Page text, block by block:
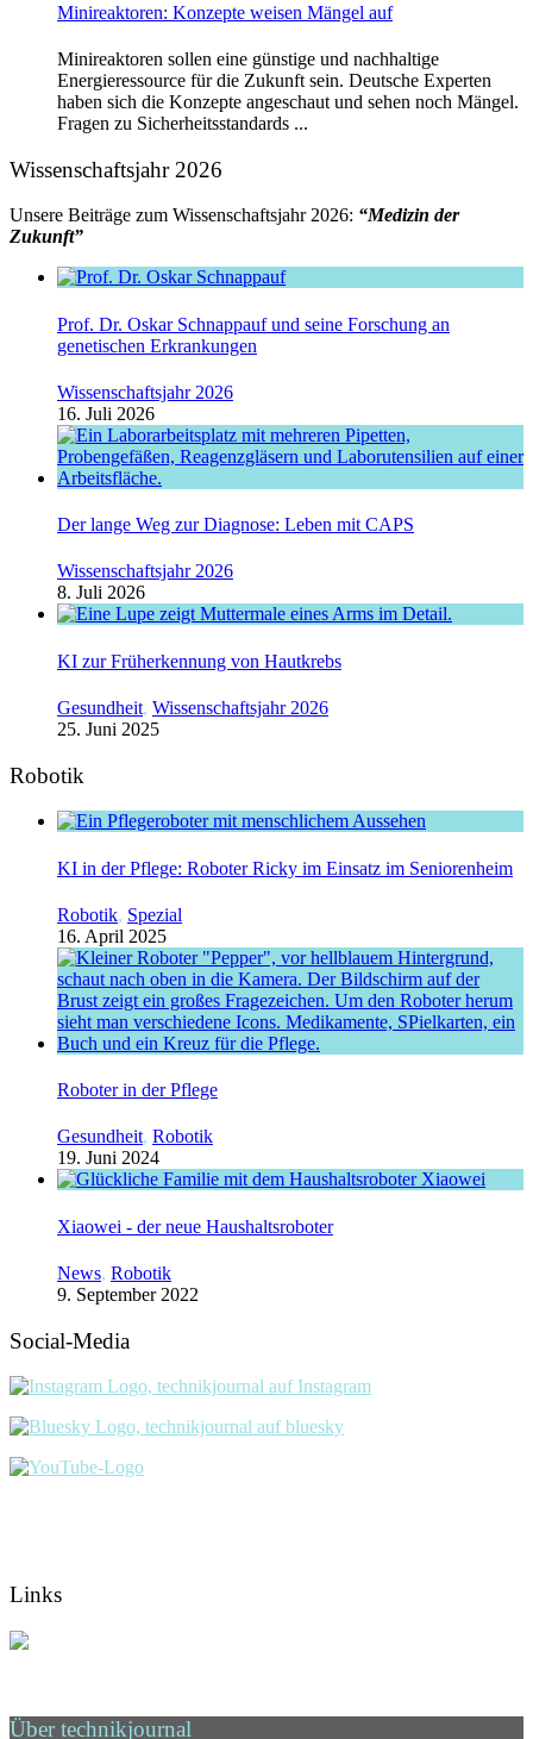
Minireaktoren: Konzepte weisen Mängel auf
Minireaktoren sollen eine günstige und nachhaltige
Energieressource für die Zukunft sein. Deutsche Experten
haben sich die Konzepte angeschaut und sehen noch Mängel.
Fragen zu Sicherheitsstandards ...
Wissenschaftsjahr 2026
Unsere Beiträge zum Wissenschaftsjahr 2026: “Medizin der
Zukunft”
Prof. Dr. Oskar Schnappauf und seine Forschung an
genetischen Erkrankungen
Wissenschaftsjahr 2026
16. Juli 2026
Der lange Weg zur Diagnose: Leben mit CAPS
Wissenschaftsjahr 2026
8. Juli 2026
KI zur Früherkennung von Hautkrebs
Gesundheit, Wissenschaftsjahr 2026
25. Juni 2025
Robotik
KI in der Pflege: Roboter Ricky im Einsatz im Seniorenheim
Robotik, Spezial
16. April 2025
Roboter in der Pflege
Gesundheit, Robotik
19. Juni 2024
Xiaowei - der neue Haushaltsroboter
News, Robotik
9. September 2022
Social-Media
Links
Über technikjournal